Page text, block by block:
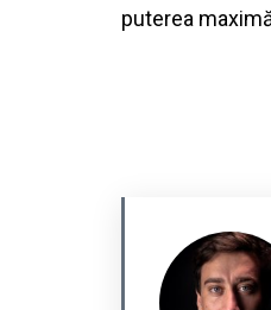
puterea